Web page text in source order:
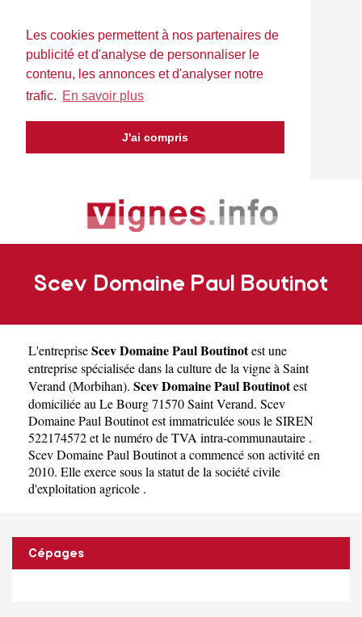
Les cookies permettent à nos partenaires de
publicité et d'analyse de personnaliser le
contenu, les annonces et d'analyser notre
trafic. En savoir plus
J'ai compris
Scev Domaine Paul Boutinot
L'entrepriseScev Domaine Paul Boutinotest une
entreprise spécialisée dans la culture de la vigne à Saint
Verand (Morbihan). Scev Domaine Paul Boutinotest
domiciliée au Le Bourg 71570 Saint Verand. Scev
Domaine Paul Boutinot est immatriculée sous le SIREN
522174572 et le numéro de TVA intra-communautaire .
Scev Domaine Paul Boutinot a commencé son activité en
2010. Elle exerce sous la statut de la société civile
d'exploitation agricole .
Cépages